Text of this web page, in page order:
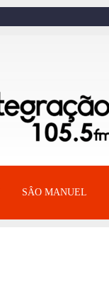
SÂO MANUEL